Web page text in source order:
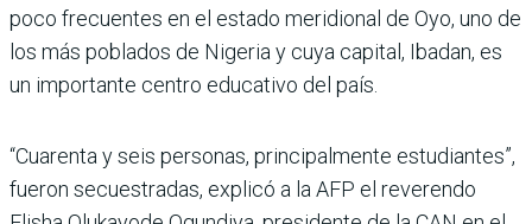
poco frecuentes en el estado meridional de Oyo, uno de
los más poblados de Nigeria y cuya capital, Ibadan, es
un importante centro educativo del país.
“Cuarenta y seis personas, principalmente estudiantes”,
fueron secuestradas, explicó a la AFP el reverendo